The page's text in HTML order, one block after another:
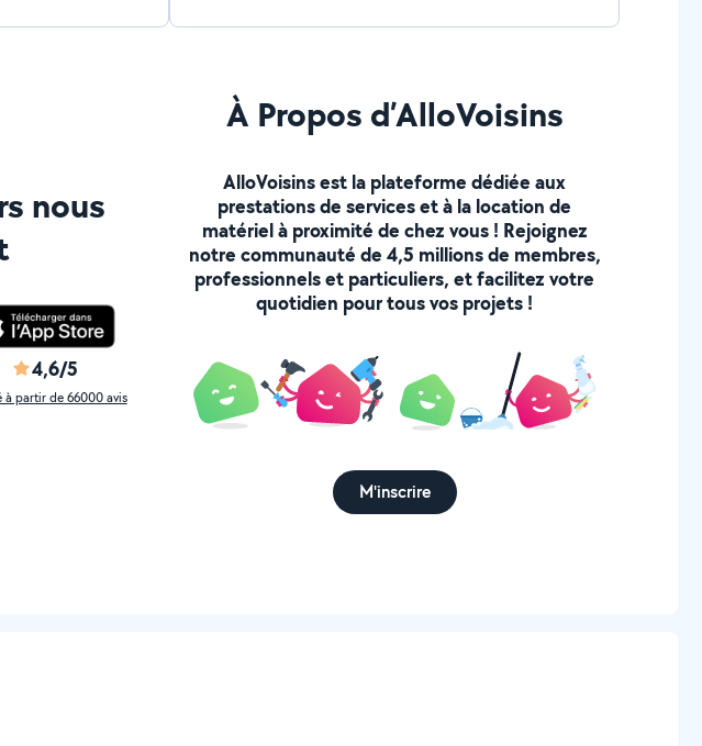
nous
4,6/5
à partir de 66000 avis
À Propos d’AlloVoisins
AlloVoisins est la plateforme dédiée aux
prestations de services et à la location de
matériel à proximité de chez vous ! Rejoignez
notre communauté de 4,5 millions de membres,
professionnels et particuliers, et facilitez votre
quotidien pour tous vos projets !
M'inscrire